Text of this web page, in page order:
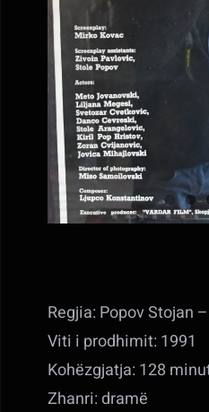
Regjia: Popov Stojan
Viti i prodhimit: 1991
Kohëzgjatja: 128
Zhanri: dramë